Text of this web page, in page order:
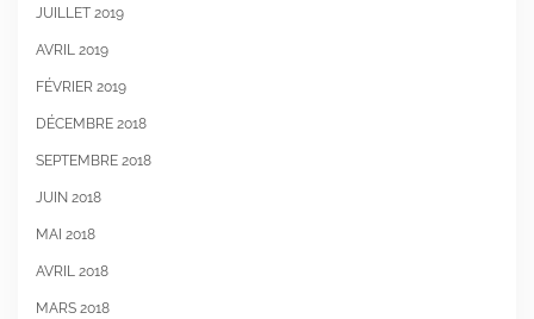
JUILLET 2019
AVRIL 2019
FÉVRIER 2019
DÉCEMBRE 2018
SEPTEMBRE 2018
JUIN 2018
MAI 2018
AVRIL 2018
MARS 2018